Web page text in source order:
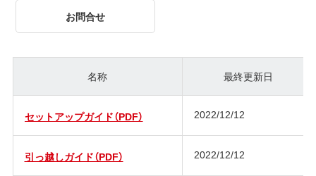
お問合せ
名称 最終更新日
セットアップガイド（PDF） 2022/12/12
引っ越しガイド（PDF） 2022/12/12